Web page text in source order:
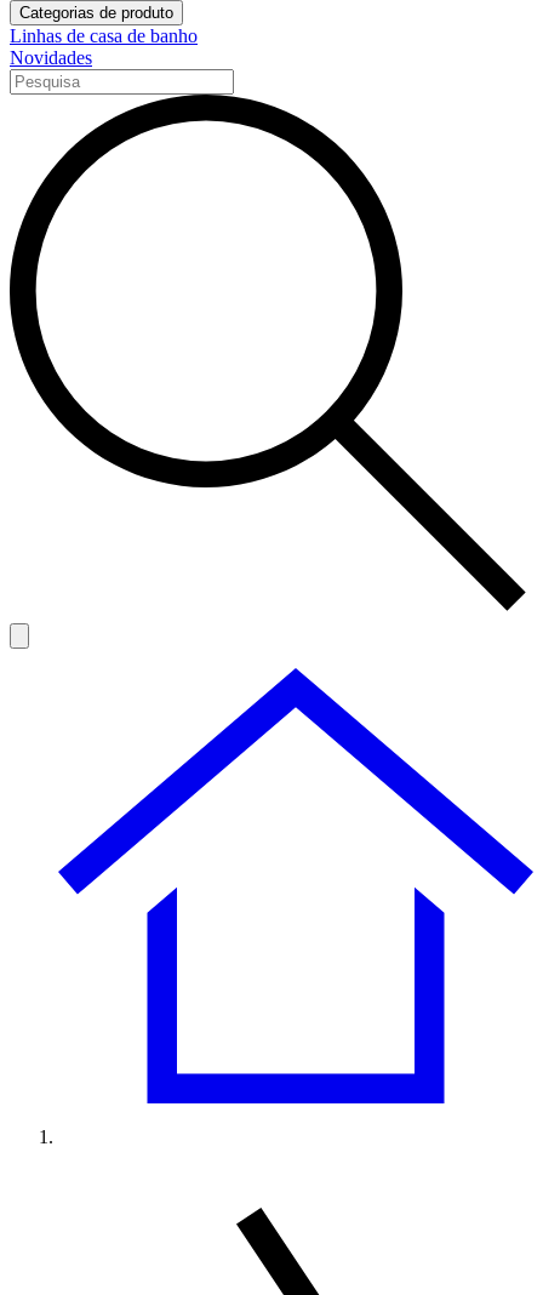
Categorias de produto
Linhas de casa de banho
Novidades